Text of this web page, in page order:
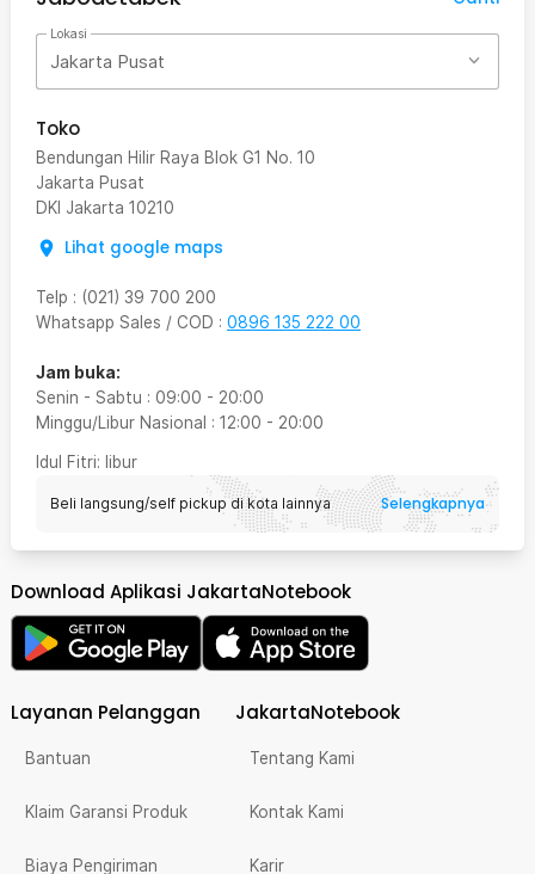
Lokasi
Jakarta Pusat
Toko
Bendungan Hilir Raya Blok G1 No. 10
Jakarta Pusat
DKI Jakarta 10210
Lihat google maps
Telp : (021) 39 700 200
Whatsapp Sales / COD : 0896 135 222 00
Jam buka:
Senin - Sabtu : 09:00 - 20:00
Minggu/Libur Nasional : 12:00 - 20:00
Idul Fitri: libur
Beli langsung/self pickup di kota lainnya Selengkapnya
Download Aplikasi JakartaNotebook
Layanan Pelanggan
Bantuan
Klaim Garansi Produk
Biaya Pengiriman
JakartaNotebook
Tentang Kami
Kontak Kami
Karir